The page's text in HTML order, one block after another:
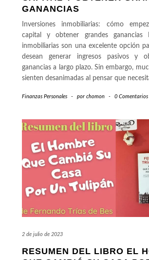
GANANCIAS
Inversiones inmobiliarias: cómo
capital y obtener grandes ganancias
inmobiliarias son una excelente opción
desean generar ingresos pasivos y
ganancias a largo plazo. Sin embargo,
sienten desanimadas al pensar que
Finanzas Personales - por chomon - 0 Comentarios
2 de julio de 2023
RESUMEN DEL LIBRO EL